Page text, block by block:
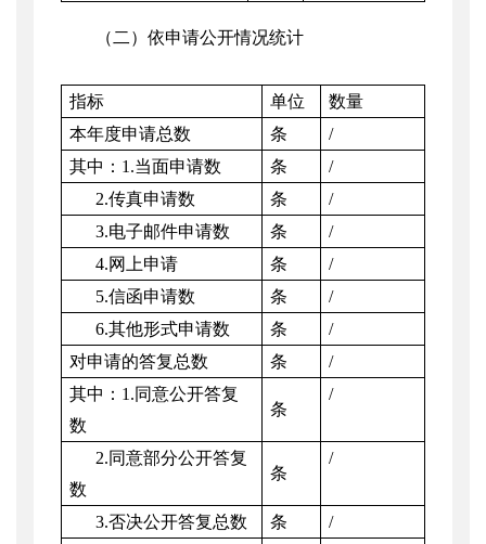
（二）依申请公开情况统计
指标 单位
数量
本年度申请总数
条
/
其中： 1.当面申请数 条
/
2.传真申请数 条
/
3.电子邮件申请数 条
/
4.网上申请 条
/
5.信函申请数 条
/
6.其他形式申请数 条
/
对申请的答复总数
条
/
其中： 1.同意公开答复
数
条
/
2.同意部分公开答复
数
条
/
3.否决公开答复总数 条
/